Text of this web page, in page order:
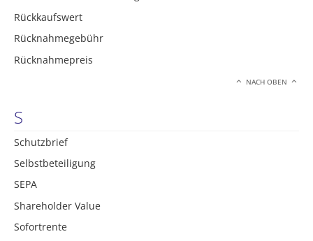
Rückkaufswert
Rücknahmegebühr
Rücknahmepreis
NACH OBEN
S
Schutzbrief
Selbstbeteiligung
SEPA
Shareholder Value
Sofortrente